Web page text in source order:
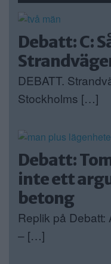
Debatt: C:
DEBATT.
Stockholms […]
Debatt:
inte ett
betong
Replik på
– […]